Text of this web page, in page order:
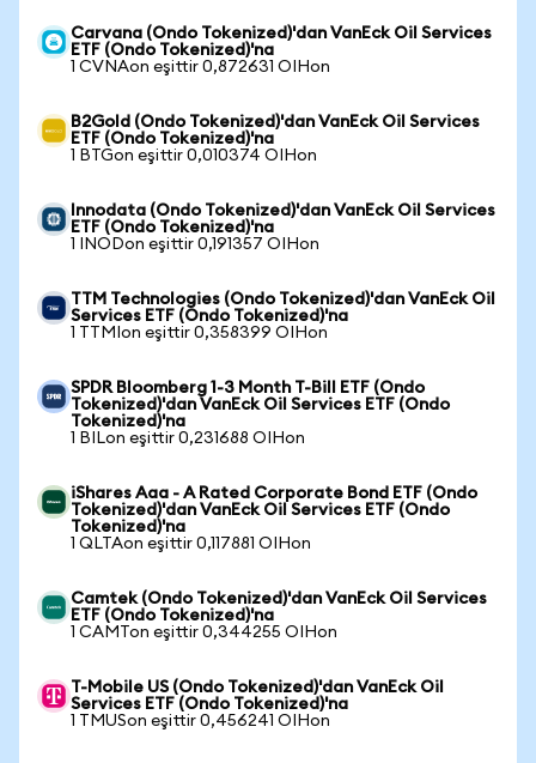
Carvana (Ondo Tokenized)'dan VanEck Oil Services
ETF (Ondo Tokenized)'na
1 CVNAon eşittir 0,872631 OIHon
B2Gold (Ondo Tokenized)'dan VanEck Oil Services
ETF (Ondo Tokenized)'na
1 BTGon eşittir 0,010374 OIHon
Innodata (Ondo Tokenized)'dan VanEck Oil Services
ETF (Ondo Tokenized)'na
1 INODon eşittir 0,191357 OIHon
TTM Technologies (Ondo Tokenized)'dan VanEck Oil
Services ETF (Ondo Tokenized)'na
1 TTMIon eşittir 0,358399 OIHon
SPDR Bloomberg 1-3 Month T-Bill ETF (Ondo
Tokenized)'dan VanEck Oil Services ETF (Ondo
Tokenized)'na
1 BILon eşittir 0,231688 OIHon
iShares Aaa - A Rated Corporate Bond ETF (Ondo
Tokenized)'dan VanEck Oil Services ETF (Ondo
Tokenized)'na
1 QLTAon eşittir 0,117881 OIHon
Camtek (Ondo Tokenized)'dan VanEck Oil Services
ETF (Ondo Tokenized)'na
1 CAMTon eşittir 0,344255 OIHon
T-Mobile US (Ondo Tokenized)'dan VanEck Oil
Services ETF (Ondo Tokenized)'na
1 TMUSon eşittir 0,456241 OIHon